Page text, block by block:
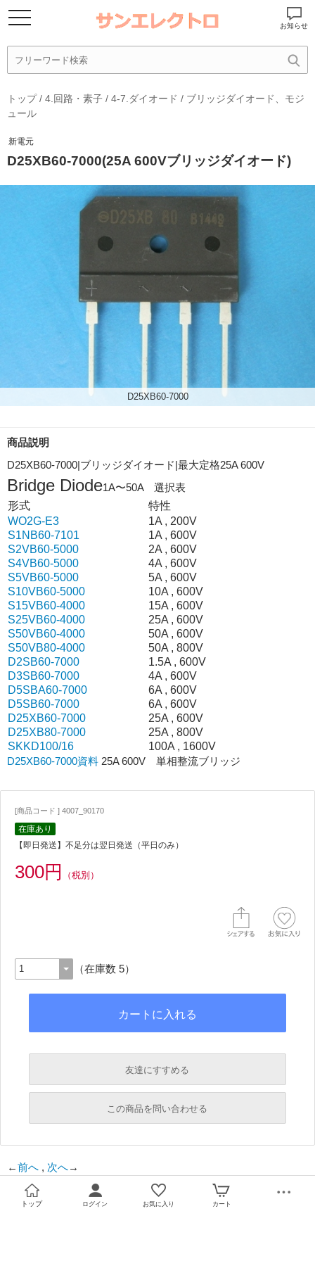
お知らせ
トップ/ 4.回路・素子 / 4-7.ダイオード / ブリッジダイオード、モジ
ュール
新電元
D25XB60-7000(25A 600Vブリッジダイオード)
D25XB60-7000
商品説明
D25XB60-7000|ブリッジダイオード|最大定格25A 600V
Bridge Diode1A〜50A 選択表
形式
特性
WO2G-E3
1A , 200V
S1NB60-7101
1A , 600V
S2VB60-5000
2A , 600V
S4VB60-5000
4A , 600V
S5VB60-5000
5A , 600V
S10VB60-5000
10A , 600V
S15VB60-4000
15A , 600V
S25VB60-4000
25A , 600V
S50VB60-4000
50A , 600V
S50VB80-4000
50A , 800V
D2SB60-7000
1.5A , 600V
D3SB60-7000
4A , 600V
D5SBA60-7000
6A , 600V
D5SB60-7000
6A , 600V
D25XB60-7000
25A , 600V
D25XB80-7000
25A , 800V
SKKD100/16
100A , 1600V
D25XB60-7000資料 25A 600V 単相整流ブリッジ
[商品コード ] 4007_90170
在庫あり
【即日発送】不足分は翌日発送（平日のみ）
300円 （税別）
（在庫数 5）
友達にすすめる
必須
この商品を問い合わせる
必須
←前へ , 次へ→
トップ ログイン お気に入り カート